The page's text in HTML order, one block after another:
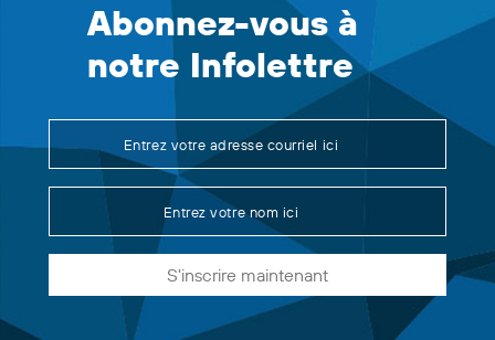
Abonnez-vous à
notre Infolettre
S'inscrire maintenant